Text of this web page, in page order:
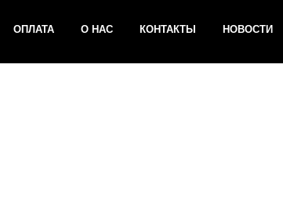
ОПЛАТА О НАС КОНТАКТЫ НОВОСТИ